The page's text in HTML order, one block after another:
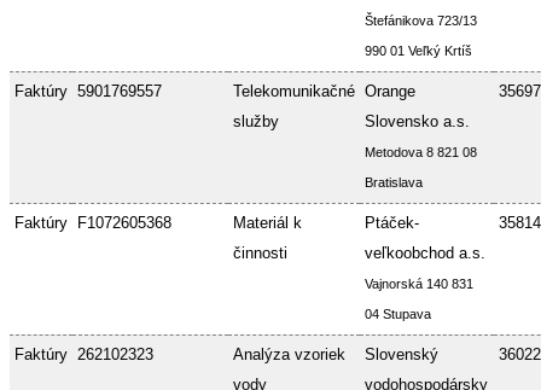
Štefánikova 723/13
990 01 Veľký Krtíš
Faktúry 5901769557
Telekomunikačné
služby
Orange
Slovensko a.s.
Metodova 8 821 08
Bratislava
Faktúry F1072605368
Materiál k
činnosti
Ptáček-
veľkoobchod a.s.
Vajnorská 140 831
04 Stupava
Faktúry 262102323
Analýza vzoriek
vody
Slovenský
vodohospodársky